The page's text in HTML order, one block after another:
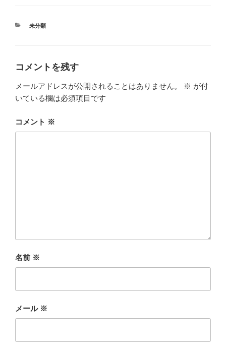
カ
未分類
コメントを残す
メールアドレスが公開されることはありません。 ※ が付
いている欄は必須項目です
コメント ※
名前 ※
メール ※